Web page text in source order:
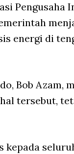
Pengusaha
energi di
Bob Azam,
tersebut,